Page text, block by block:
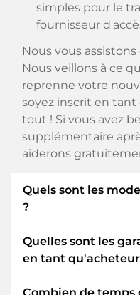
simples pour le
fournisseur
Nous vous
Nous veillons à ce
reprenne votre
soyez inscrit en
tout ! Si vous avez
supplémentaire
aiderons
Quels sont les
?
Nous utilisons
et utilisons STRIPE
Quelles sont les
en tant